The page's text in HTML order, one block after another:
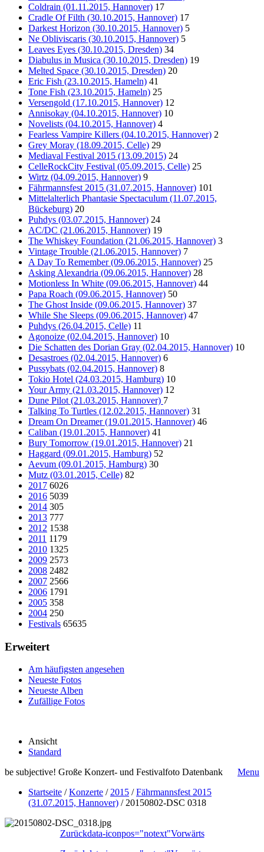
Coldrain (01.11.2015, Hannover) 17
Cradle Of Filth (30.10.2015, Hannover) 17
Darkest Horizon (30.10.2015, Hannover) 5
Ne Obliviscaris (30.10.2015, Hannover) 5
Leaves Eyes (30.10.2015, Dresden) 34
Diabulus in Musica (30.10.2015, Dresden) 19
Melted Space (30.10.2015, Dresden) 20
Eric Fish (23.10.2015, Hameln) 41
Tone Fish (23.10.2015, Hameln) 25
Versengold (17.10.2015, Hannover) 12
Annisokay (04.10.2015, Hannover) 10
Novelists (04.10.2015, Hannover) 4
Fearless Vampire Killers (04.10.2015, Hannover) 2
Grey Moray (18.09.2015, Celle) 29
Mediaval Festival 2015 (13.09.2015) 24
CelleRockCity Festival (05.09.2015, Celle) 25
Wirtz (04.09.2015, Hannover) 9
Fährmannsfest 2015 (31.07.2015, Hannover) 101
Mittelalterlich Phantasie Spectaculum (11.07.2015,
Bückeburg) 20
Puhdys (03.07.2015, Hannover) 24
AC/DC (21.06.2015, Hannover) 19
The Whiskey Foundation (21.06.2015, Hannover) 3
Vintage Trouble (21.06.2015, Hannover) 7
A Day To Remember (09.06.2015, Hannover) 25
Asking Alexandria (09.06.2015, Hannover) 28
Motionless In White (09.06.2015, Hannover) 44
Papa Roach (09.06.2015, Hannover) 50
The Ghost Inside (09.06.2015, Hannover) 37
While She Sleeps (09.06.2015, Hannover) 47
Puhdys (26.04.2015, Celle) 11
Agonoize (02.04.2015, Hannover) 10
Die Schatten des Dorian Gray (02.04.2015, Hannover) 10
Desastroes (02.04.2015, Hannover) 6
Pussybats (02.04.2015, Hannover) 8
Tokio Hotel (24.03.2015, Hamburg) 10
Your Army (21.03.2015, Hannover) 12
Dune Pilot (21.03.2015, Hannover) 7
Talking To Turtles (12.02.2015, Hannover) 31
Dream On Dreamer (19.01.2015, Hannover) 46
Caliban (19.01.2015, Hannover) 41
Bury Tomorrow (19.01.2015, Hannover) 21
Haggard (09.01.2015, Hamburg) 52
Aevum (09.01.2015, Hamburg) 30
Mutz (03.01.2015, Celle) 82
2017 6026
2016 5039
2014 305
2013 777
2012 1538
2011 1179
2010 1325
2009 2573
2008 2482
2007 2566
2006 1791
2005 358
2004 250
Festivals 65635
Erweitert
Am häufigsten angesehen
Neueste Fotos
Neueste Alben
Zufällige Fotos
Ansicht
Standard
be subjective! Große Konzert- und Festivalfoto Datenbank
Menu
Startseite /Konzerte / 2015 /Fährmannsfest 2015
(31.07.2015, Hannover) / 20150802-DSC 0318
Zurückdata-iconpos="notext"Vorwärts